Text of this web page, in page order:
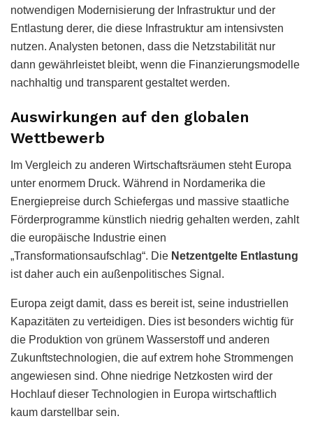
notwendigen Modernisierung der Infrastruktur und der
Entlastung derer, die diese Infrastruktur am intensivsten
nutzen. Analysten betonen, dass die Netzstabilität nur
dann gewährleistet bleibt, wenn die Finanzierungsmodelle
nachhaltig und transparent gestaltet werden.
Auswirkungen auf den globalen
Wettbewerb
Im Vergleich zu anderen Wirtschaftsräumen steht Europa
unter enormem Druck. Während in Nordamerika die
Energiepreise durch Schiefergas und massive staatliche
Förderprogramme künstlich niedrig gehalten werden, zahlt
die europäische Industrie einen
„Transformationsaufschlag“. Die Netzentgelte Entlastung
ist daher auch ein außenpolitisches Signal.
Europa zeigt damit, dass es bereit ist, seine industriellen
Kapazitäten zu verteidigen. Dies ist besonders wichtig für
die Produktion von grünem Wasserstoff und anderen
Zukunftstechnologien, die auf extrem hohe Strommengen
angewiesen sind. Ohne niedrige Netzkosten wird der
Hochlauf dieser Technologien in Europa wirtschaftlich
kaum darstellbar sein.